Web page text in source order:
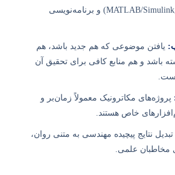
MATLAB/Simulink, SolidWorks, Proteus) و برنامه‌نویسی
یافتن موضوعی که هم جدید باشد، هم
باشد و هم منابع کافی برای تحقیق آن
پروژه‌های مکاترونیک معمولاً زمان‌بر و
خاص هستند.
تبدیل نتایج پیچیده مهندسی به متنی روان،
مخاطبان علمی.